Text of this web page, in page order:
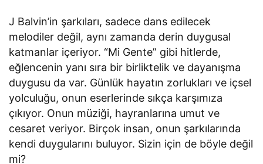
J Balvin’in şarkıları, sadece dans edilecek
melodiler değil, aynı zamanda derin duygusal
katmanlar içeriyor. “Mi Gente” gibi hitlerde,
eğlencenin yanı sıra bir birliktelik ve dayanışma
duygusu da var. Günlük hayatın zorlukları ve içsel
yolculuğu, onun eserlerinde sıkça karşımıza
çıkıyor. Onun müziği, hayranlarına umut ve
cesaret veriyor. Birçok insan, onun şarkılarında
kendi duygularını buluyor. Sizin için de böyle değil
mi?